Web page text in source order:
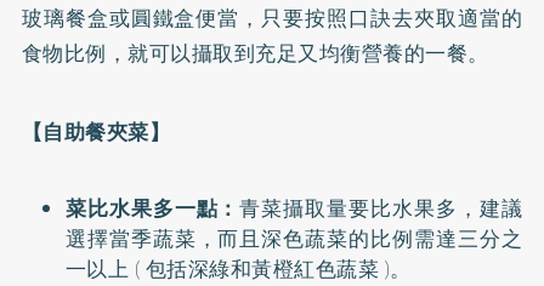
玻璃餐盒或圓鐵盒便當，只要按照口訣去夾取適當的
食物比例，就可以攝取到充足又均衡營養的一餐。
【自助餐夾菜】
菜比水果多一點：青菜攝取量要比水果多，建議
選擇當季蔬菜，而且深色蔬菜的比例需達三分之
一以上 ( 包括深綠和黃橙紅色蔬菜 )。